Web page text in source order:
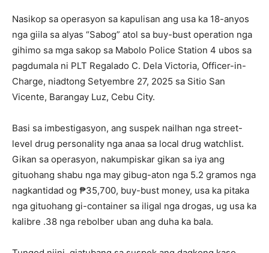
Nasikop sa operasyon sa kapulisan ang usa ka 18-anyos
nga giila sa alyas “Sabog” atol sa buy-bust operation nga
gihimo sa mga sakop sa Mabolo Police Station 4 ubos sa
pagdumala ni PLT Regalado C. Dela Victoria, Officer-in-
Charge, niadtong Setyembre 27, 2025 sa Sitio San
Vicente, Barangay Luz, Cebu City.
Basi sa imbestigasyon, ang suspek nailhan nga street-
level drug personality nga anaa sa local drug watchlist.
Gikan sa operasyon, nakumpiskar gikan sa iya ang
gituohang shabu nga may gibug-aton nga 5.2 gramos nga
nagkantidad og ₱35,700, buy-bust money, usa ka pitaka
nga gituohang gi-container sa iligal nga drogas, ug usa ka
kalibre .38 nga rebolber uban ang duha ka bala.